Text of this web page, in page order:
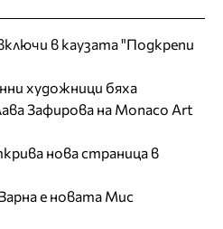
в каузата "Подкрепи
художници бяха
Зафирова на Monaco Art
нова страница в
е новата Мис